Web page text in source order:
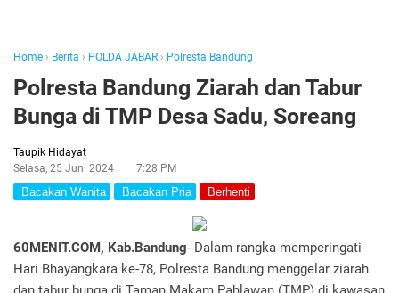
Home › Berita › POLDA JABAR › Polresta Bandung
Polresta Bandung Ziarah dan Tabur
Bunga di TMP Desa Sadu, Soreang
Taupik Hidayat
Selasa, 25 Juni 2024
7:28 PM
Bacakan Wanita Bacakan Pria Berhenti
60MENIT.COM, Kab.Bandung- Dalam rangka memperingati
Hari Bhayangkara ke-78, Polresta Bandung menggelar ziarah